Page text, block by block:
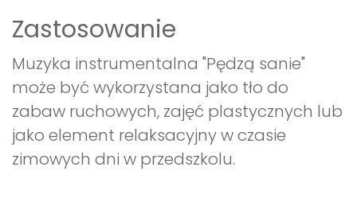
Zastosowanie
Muzyka instrumentalna "Pędzą sanie"
może być wykorzystana jako tło do
zabaw ruchowych, zajęć plastycznych lub
jako element relaksacyjny w czasie
zimowych dni w przedszkolu.